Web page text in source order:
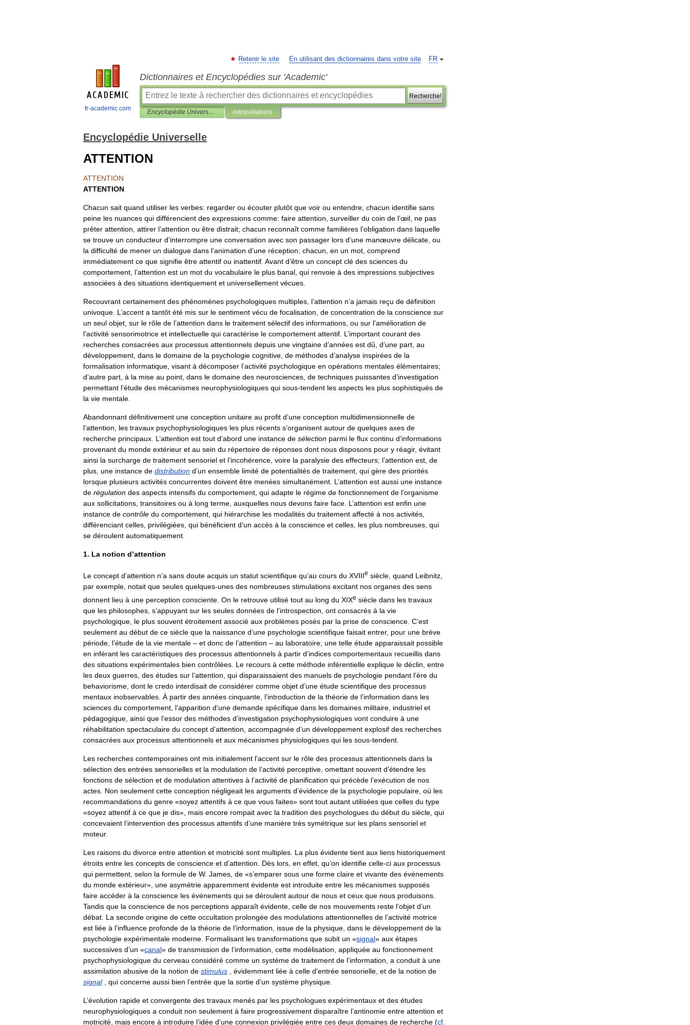
fr-academic.com
FR
Retenir le site En utilisant des dictionnaires dans votre site
Dictionnaires et Encyclopédies sur 'Academic'
Recherche!
Encyclopédie Universelle interprétations
Encyclopédie Universelle
ATTENTION
ATTENTION
ATTENTION
Chacun sait quand utiliser les verbes: regarder ou écouter plutôt que voir ou entendre; chacun identifie sans
peine les nuances qui différencient des expressions comme: faire attention surveiller du coin de l’œil ne pas
prêter attention attirer l’attention ou être distrait; chacun reconnaît comme familières l’obligation dans laquelle
se trouve un conducteur d’interrompre une conversation avec son passager lors d’une manœuvre délicate ou
la difficulté de mener un dialogue dans l’animation d’une réception; chacun en un mot comprend
immédiatement ce que signifie être attentif ou inattentif Avant d’être un concept clé des sciences du
comportement l’attention est un mot du vocabulaire le plus banal qui renvoie à des impressions subjectives
associées à des situations identiquement et universellement vécues
Recouvrant certainement des phénomènes psychologiques multiples l’attention n’a jamais reçu de définition
univoque L ’accent a tantôt été mis sur le sentiment vécu de focalisation de concentration de la conscience sur
un seul objet sur le rôle de l’attention dans le traitement sélectif des informations ou sur l’amélioration de
l’activité sensorimotrice et intellectuelle qui caractérise le comportement attentif L ’important courant des
recherches consacrées aux processus attentionnels depuis une vingtaine d’années est dû d’une part au
développement dans le domaine de la psychologie cognitive de méthodes d’analyse inspirées de la
formalisation informatique visant à décomposer l’activité psychologique en opérations mentales élémentaires;
d’autre part à la mise au point dans le domaine des neurosciences de techniques puissantes d’investigation
permettant l’étude des mécanismes neurophysiologiques qui sous-tendent les aspects les plus sophistiqués de
la vie mentale
Abandonnant définitivement une conception unitaire au profit d’une conception multidimensionnelle de
l’attention les travaux psychophysiologiques les plus récents s’organisent autour de quelques axes de
recherche principaux L ’attention est tout d’abord une instance de sélection parmi le flux continu d’informations
provenant du monde extérieur et au sein du répertoire de réponses dont nous disposons pour y réagir, évitant
ainsi la surcharge de traitement sensoriel et l’incohérence voire la paralysie des effecteurs; l’attention est de
plus une instance de distribution d’un ensemble limité de potentialités de traitement qui gère des priorités
lorsque plusieurs activités concurrentes doivent être menées simultanément L ’attention est aussi une instance
de régulation des aspects intensifs du comportement qui adapte le régime de fonctionnement de l’organisme
aux sollicitations transitoires ou à long terme auxquelles nous devons faire face L ’attention est enfin une
instance de contrôle du comportement qui hiérarchise les modalités du traitement affecté à nos activités
différenciant celles privilégiées qui bénéficient d’un accès à la conscience et celles les plus nombreuses qui
se déroulent automatiquement
1. La notion d’attention
Le concept d’attention n’a sans doute acquis un statut scientifique qu’au cours du XVIIIe siècle quand Leibnitz
par exemple notait que seules quelques-unes des nombreuses stimulations excitant nos organes des sens
donnent lieu à une perception consciente On le retrouve utilisé tout au long du XIXe siècle dans les travaux
que les philosophes, s’appuyant sur les seules données de l’introspection, ont consacrés à la vie
psychologique, le plus souvent étroitement associé aux problèmes posés par la prise de conscience. C’est
seulement au début de ce siècle que la naissance d’une psychologie scientifique faisait entrer, pour une brève
période, l’étude de la vie mentale – et donc de l’attention – au laboratoire; une telle étude apparaissait possible
en inférant les caractéristiques des processus attentionnels à partir d’indices comportementaux recueillis dans
des situations expérimentales bien contrôlées. Le recours à cette méthode inférentielle explique le déclin, entre
les deux guerres, des études sur l’attention, qui disparaissaient des manuels de psychologie pendant l’ère du
behaviorisme, dont le credo interdisait de considérer comme objet d’une étude scientifique des processus
mentaux inobservables. À partir des années cinquante, l’introduction de la théorie de l’information dans les
sciences du comportement, l’apparition d’une demande spécifique dans les domaines militaire, industriel et
pédagogique, ainsi que l’essor des méthodes d’investigation psychophysiologiques vont conduire à une
réhabilitation spectaculaire du concept d’attention, accompagnée d’un développement explosif des recherches
consacrées aux processus attentionnels et aux mécanismes physiologiques qui les sous-tendent.
Les recherches contemporaines ont mis initialement l’accent sur le rôle des processus attentionnels dans la
sélection des entrées sensorielles et la modulation de l’activité perceptive, omettant souvent d’étendre les
fonctions de sélection et de modulation attentives à l’activité de planification qui précède l’exécution de nos
actes. Non seulement cette conception négligeait les arguments d’évidence de la psychologie populaire, où les
recommandations du genre «soyez attentifs à ce que vous faites» sont tout autant utilisées que celles du type
«soyez attentif à ce que je dis», mais encore rompait avec la tradition des psychologues du début du siècle, qui
concevaient l’intervention des processus attentifs d’une manière très symétrique sur les plans sensoriel et
moteur.
Les raisons du divorce entre attention et motricité sont multiples. La plus évidente tient aux liens historiquement
étroits entre les concepts de conscience et d’attention. Dès lors, en effet, qu’on identifie celle-ci aux processus
qui permettent, selon la formule de W. James, de «s’emparer sous une forme claire et vivante des événements
du monde extérieur», une asymétrie apparemment évidente est introduite entre les mécanismes supposés
faire accéder à la conscience les événements qui se déroulent autour de nous et ceux que nous produisons.
Tandis que la conscience de nos perceptions apparaît évidente, celle de nos mouvements reste l’objet d’un
débat. La seconde origine de cette occultation prolongée des modulations attentionnelles de l’activité motrice
est liée à l’influence profonde de la théorie de l’information, issue de la physique, dans le développement de la
psychologie expérimentale moderne. Formalisant les transformations que subit un «signal» aux étapes
successives d’un «canal» de transmission de l’information, cette modélisation, appliquée au fonctionnement
psychophysiologique du cerveau considéré comme un système de traitement de l’information, a conduit à une
assimilation abusive de la notion de stimulus , évidemment liée à celle d’entrée sensorielle, et de la notion de
signal, qui concerne aussi bien l’entrée que la sortie d’un système physique.
L’évolution rapide et convergente des travaux menés par les psychologues expérimentaux et des études
neurophysiologiques a conduit non seulement à faire progressivement disparaître l’antinomie entre attention et
motricité, mais encore à introduire l’idée d’une connexion privilégiée entre ces deux domaines de recherche (cf.